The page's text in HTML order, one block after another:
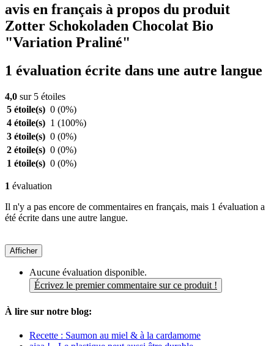
avis en français à propos du produit
Zotter Schokoladen Chocolat Bio
"Variation Praliné"
1 évaluation écrite dans une autre langue
4,0 sur 5 étoiles
5 étoile(s) 0 (0%)
4 étoile(s) 1 (100%)
3 étoile(s) 0 (0%)
2 étoile(s) 0 (0%)
1 étoile(s) 0 (0%)
1 évaluation
Il n'y a pas encore de commentaires en français, mais 1 évaluation a
été écrite dans une autre langue.
Afficher
Aucune évaluation disponible.
Écrivez le premier commentaire sur ce produit !
À lire sur notre blog:
Recette : Saumon au miel & à la cardamome